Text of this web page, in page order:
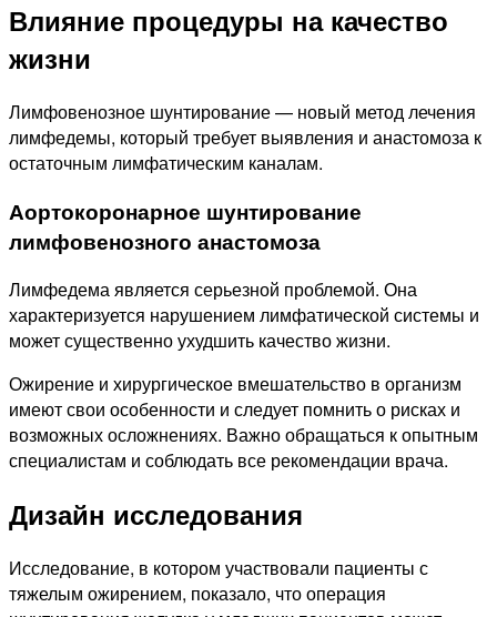
Влияние процедуры на качество
жизни
Лимфовенозное шунтирование — новый метод лечения
лимфедемы, который требует выявления и анастомоза к
остаточным лимфатическим каналам.
Аортокоронарное шунтирование
лимфовенозного анастомоза
Лимфедема является серьезной проблемой. Она
характеризуется нарушением лимфатической системы и
может существенно ухудшить качество жизни.
Ожирение и хирургическое вмешательство в организм
имеют свои особенности и следует помнить о рисках и
возможных осложнениях. Важно обращаться к опытным
специалистам и соблюдать все рекомендации врача.
Дизайн исследования
Исследование, в котором участвовали пациенты с
тяжелым ожирением, показало, что операция